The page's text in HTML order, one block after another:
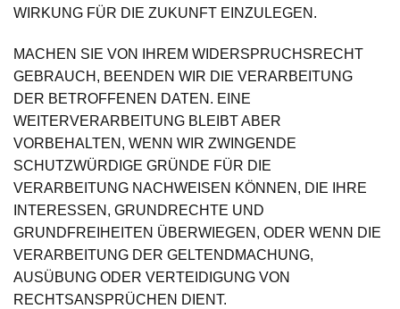
WIRKUNG FÜR DIE ZUKUNFT EINZULEGEN.
MACHEN SIE VON IHREM WIDERSPRUCHSRECHT
GEBRAUCH, BEENDEN WIR DIE VERARBEITUNG
DER BETROFFENEN DATEN. EINE
WEITERVERARBEITUNG BLEIBT ABER
VORBEHALTEN, WENN WIR ZWINGENDE
SCHUTZWÜRDIGE GRÜNDE FÜR DIE
VERARBEITUNG NACHWEISEN KÖNNEN, DIE IHRE
INTERESSEN, GRUNDRECHTE UND
GRUNDFREIHEITEN ÜBERWIEGEN, ODER WENN DIE
VERARBEITUNG DER GELTENDMACHUNG,
AUSÜBUNG ODER VERTEIDIGUNG VON
RECHTSANSPRÜCHEN DIENT.